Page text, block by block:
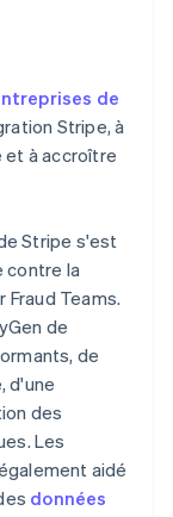
de
Stripe, à
et à accroître
Stripe s'est
la
Fraud Teams.
de
de
d'une
des
Les
aidé
données